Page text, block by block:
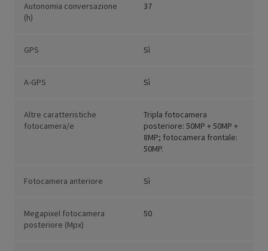
Autonomia conversazione
(h)
37
GPS Sì
A-GPS Sì
Altre caratteristiche
fotocamera/e
Tripla fotocamera
posteriore: 50MP + 50MP +
8MP; fotocamera frontale:
50MP.
Fotocamera anteriore Sì
Megapixel fotocamera
posteriore (Mpx)
50